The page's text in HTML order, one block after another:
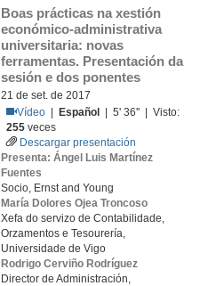
Boas prácticas na xestión
económico-administrativa
universitaria: novas
ferramentas. Presentación da
sesión e dos ponentes
21 de set. de 2017
Vídeo
Español
| 5' 36'' | Visto:
255 veces
Descargar presentación
Presenta: Ángel Luis Martínez
Fuentes
Socio, Ernst and Young
María Dolores Ojea Troncoso
Xefa do servizo de Contabilidade,
Orzamentos e Tesourería,
Universidade de Vigo
Rodrigo Cerviño Rodríguez
Director de Administración,